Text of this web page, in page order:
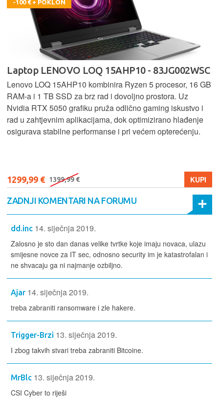
-100 € + POKLON
Laptop LENOVO LOQ 15AHP10 - 83JG002WSC
Lenovo LOQ 15AHP10 kombinira Ryzen 5 procesor, 16 GB
RAM-a i 1 TB SSD za brz rad i dovoljno prostora. Uz
Nvidia RTX 5050 grafiku pruža odlično gaming iskustvo i
rad u zahtjevnim aplikacijama, dok optimizirano hlađenje
osigurava stabilne performanse i pri većem opterećenju.
1299,99 € 1399,99 € KUPI
ZADNJI KOMENTARI NA FORUMU
dd.inc 14. siječnja 2019.
Zalosno je sto dan danas velike tvrtke koje imaju novaca, ulazu
smijesne novce za IT sec, odnosno security im je katastrofalan i
ne shvacaju ga ni najmanje ozbiljno.
Ajar 14. siječnja 2019.
treba zabraniti ransomware i zle hakere.
Trigger-Brzi 13. siječnja 2019.
I zbog takvih stvari treba zabraniti Bitcoine.
MrBlc 13. siječnja 2019.
CSI Cyber to riješi